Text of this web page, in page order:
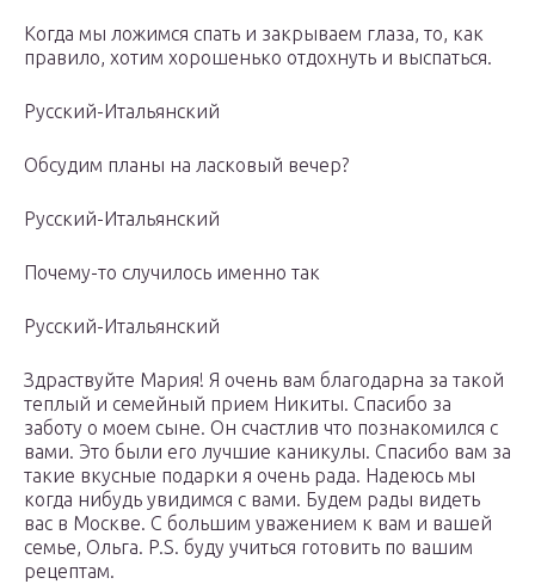
Когда мы ложимся спать и закрываем глаза, то, как
правило, хотим хорошенько отдохнуть и выспаться.
Русский-Итальянский
Обсудим планы на ласковый вечер?
Русский-Итальянский
Почему-то случилось именно так
Русский-Итальянский
Здраствуйте Мария! Я очень вам благодарна за такой
теплый и семейный прием Никиты. Спасибо за
заботу о моем сыне. Он счастлив что познакомился с
вами. Это были его лучшие каникулы. Спасибо вам за
такие вкусные подарки я очень рада. Надеюсь мы
когда нибудь увидимся с вами. Будем рады видеть
вас в Москве. С большим уважением к вам и вашей
семье, Ольга. P.S. буду учиться готовить по вашим
рецептам.